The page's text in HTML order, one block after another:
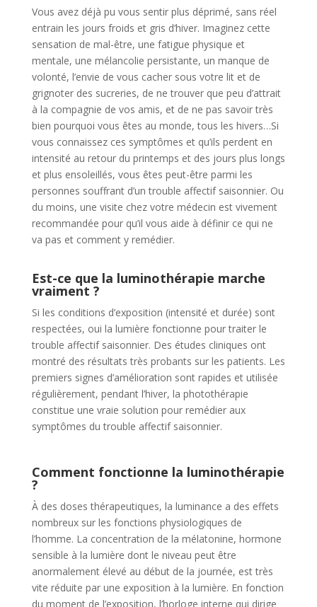
Vous avez déjà pu vous sentir plus déprimé, sans réel
entrain les jours froids et gris d’hiver. Imaginez cette
sensation de mal-être, une fatigue physique et
mentale, une mélancolie persistante, un manque de
volonté, l’envie de vous cacher sous votre lit et de
grignoter des sucreries, de ne trouver que peu d’attrait
à la compagnie de vos amis, et de ne pas savoir très
bien pourquoi vous êtes au monde, tous les hivers…Si
vous connaissez ces symptômes et qu’ils perdent en
intensité au retour du printemps et des jours plus longs
et plus ensoleillés, vous êtes peut-être parmi les
personnes souffrant d’un trouble affectif saisonnier. Ou
du moins, une visite chez votre médecin est vivement
recommandée pour qu’il vous aide à définir ce qui ne
va pas et comment y remédier.
Est-ce que la luminothérapie marche
vraiment ?
Si les conditions d’exposition (intensité et durée) sont
respectées, oui la lumière fonctionne pour traiter le
trouble affectif saisonnier. Des études cliniques ont
montré des résultats très probants sur les patients. Les
premiers signes d’amélioration sont rapides et utilisée
régulièrement, pendant l’hiver, la photothérapie
constitue une vraie solution pour remédier aux
symptômes du trouble affectif saisonnier.
Comment fonctionne la luminothérapie
?
À des doses thérapeutiques, la luminance a des effets
nombreux sur les fonctions physiologiques de
l’homme. La concentration de la mélatonine, hormone
sensible à la lumière dont le niveau peut être
anormalement élevé au début de la journée, est très
vite réduite par une exposition à la lumière. En fonction
du moment de l’exposition, l’horloge interne qui dirige